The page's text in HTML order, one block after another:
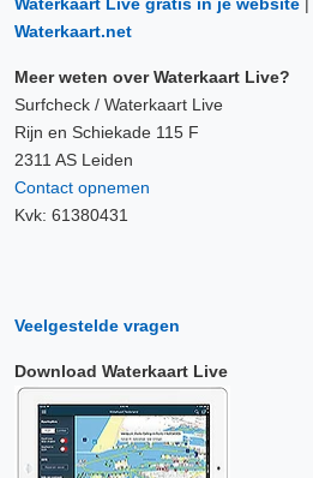
Waterkaart.net
Meer weten over Waterkaart Live?
Surfcheck / Waterkaart Live
Rijn en Schiekade 115 F
2311 AS Leiden
Contact opnemen
Kvk: 61380431
Veelgestelde vragen
Download Waterkaart Live